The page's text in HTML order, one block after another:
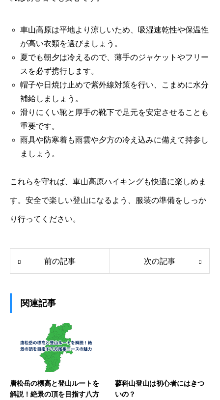
車山高原は平地より涼しいため、吸湿速乾性や保温性
が高い衣類を選びましょう。
夏でも朝夕は冷えるので、薄手のジャケットやフリー
スを必ず携行します。
帽子や日焼け止めで紫外線対策を行い、こまめに水分
補給しましょう。
滑りにくい靴と厚手の靴下で足元を安定させることも
重要です。
雨具や防寒着も雨雲や夕方の冷え込みに備えて持参し
ましょう。
これらを守れば、車山高原ハイキングも快適に楽しめま
す。安全で楽しい登山になるよう、服装の準備をしっか
り行ってください。
前の記事 次の記事
関連記事
唐松岳の標高と登山ルートを
解説！絶景の頂を目指す八方
蓼科山登山は初心者にはきつ
いの？